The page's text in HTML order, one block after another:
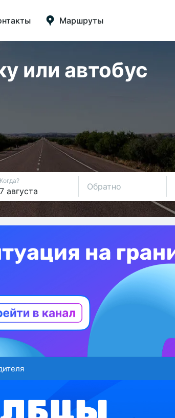
Маршруты
или автобус
Когда?
Обратно